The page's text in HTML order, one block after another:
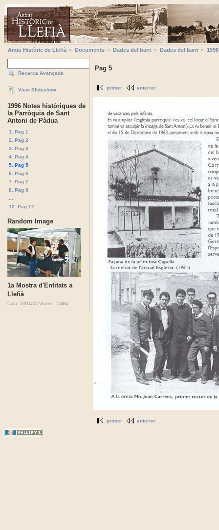
Arxiu Històric de Llefià Documents Dades del barri Dades del barri
Recerca Avançada
View Slideshow
1996 Notes històriques de
la Parròquia de Sant
Antoni de Pàdua
1. Pag 1
2. Pag 2
3. Pag 3
4. Pag 4
5. Pag 5
6. Pag 6
7. Pag 7
8. Pag 8
12. Pag 12
Random Image
1a Mostra d'Entitats a
Llefià
Data: 23/10/05 Visites: 15484
Pag 5
primer anterior
primer anterior